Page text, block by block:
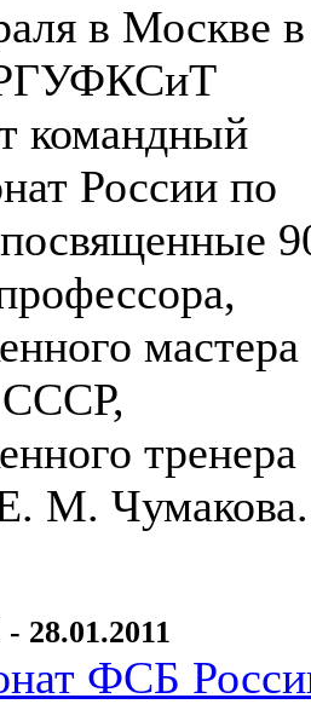
в Москве в
командный
России по
мастера
СССР,
тренера
М. Чумакова.
- 28.01.2011
ФСБ